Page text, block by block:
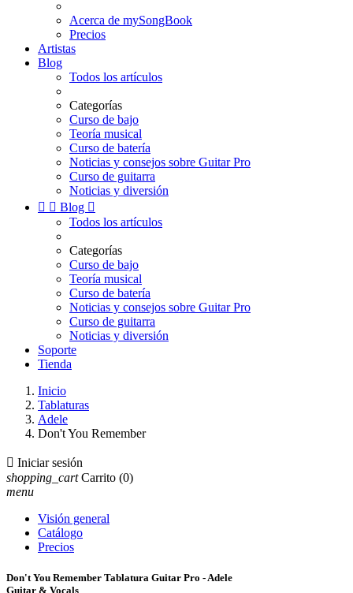
Acerca de mySongBook
Precios
Artistas
Blog
Todos los artículos
Categorías
Curso de bajo
Teoría musical
Curso de batería
Noticias y consejos sobre Guitar Pro
Curso de guitarra
Noticias y diversión
  Blog 
Todos los artículos
Categorías
Curso de bajo
Teoría musical
Curso de batería
Noticias y consejos sobre Guitar Pro
Curso de guitarra
Noticias y diversión
Soporte
Tienda
Inicio
Tablaturas
Adele
Don't You Remember
 Iniciar sesión
shopping_cart Carrito (0)
menu
Visión general
Catálogo
Precios
Don't You Remember Tablatura Guitar Pro - Adele
Guitar & Vocals